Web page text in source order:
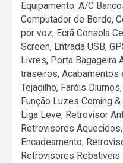
Equipamento: A/C
Computador de Bordo,
por voz, Ecrã Consola
Screen, Entrada USB,
Livres, Porta Bagageira
traseiros, Acabamentos
Tejadilho, Faróis
Função Luzes Coming
Liga Leve, Retrovisor
Retrovisores
Encadeamento,
Retrovisores